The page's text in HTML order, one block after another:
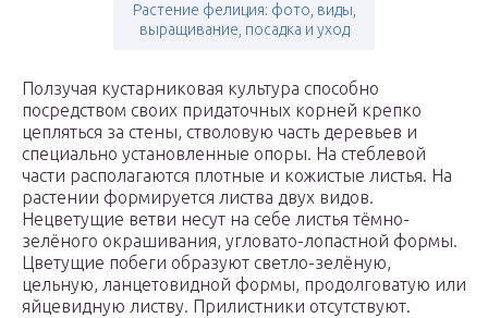
Растение фелиция: фото, виды,
выращивание, посадка и уход
Ползучая кустарниковая культура способно
посредством своих придаточных корней крепко
цепляться за стены, стволовую часть деревьев и
специально установленные опоры. На стеблевой
части располагаются плотные и кожистые листья. На
растении формируется листва двух видов.
Нецветущие ветви несут на себе листья тёмно-
зелёного окрашивания, угловато-лопастной формы.
Цветущие побеги образуют светло-зелёную,
цельную, ланцетовидной формы, продолговатую или
яйцевидную листву. Прилистники отсутствуют.